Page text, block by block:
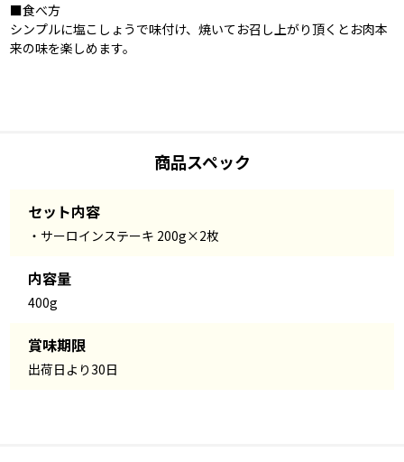
■食べ方
シンプルに塩こしょうで味付け、焼いてお召し上がり頂くとお肉本
来の味を楽しめます。
商品スペック
セット内容
・サーロインステーキ 200g×2枚
内容量
400g
賞味期限
出荷日より30日